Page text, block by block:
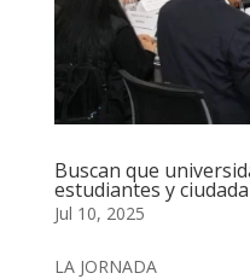
Buscan que
estudiantes y
Jul 10, 2025
LA JORNADA